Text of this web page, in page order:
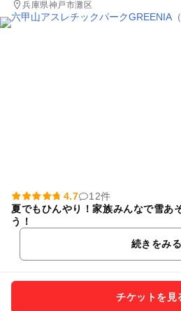
兵庫県神戸市灘区
4.7
12件
夏でもひんやり！家族みんなで雪あ
う！
続きをみる
チケットを見